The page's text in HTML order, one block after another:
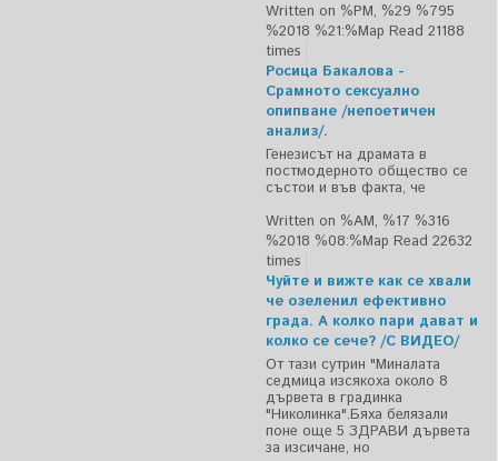
Written on %PM, %29 %795
%2018 %21:%Мар Read 21188
times
Росица Бакалова -
Срамното сексуално
опипване /непоетичен
анализ/.
Генезисът на драмата в
постмодерното общество се
състои и във факта, че
Written on %AM, %17 %316
%2018 %08:%Мар Read 22632
times
Чуйте и вижте как се хвали
че озеленил ефективно
града. А колко пари дават и
колко се сече? /С ВИДЕО/
От тази сутрин "Миналата
седмица изсякоха около 8
дървета в градинка
"Николинка".Бяха белязали
поне още 5 ЗДРАВИ дървета
за изсичане, но